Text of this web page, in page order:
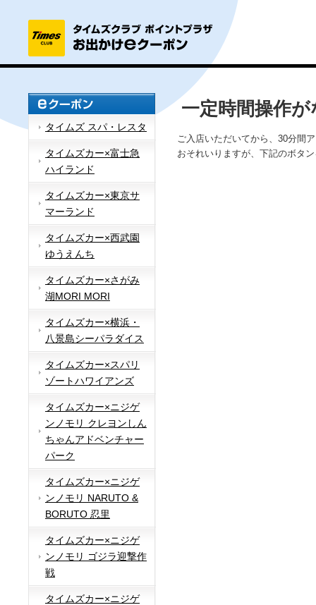
タイムズ スパ・レスタ
タイムズカー×富士急
ハイランド
タイムズカー×東京サ
マーランド
タイムズカー×西武園
ゆうえんち
タイムズカー×さがみ
湖MORI MORI
タイムズカー×横浜・
八景島シーパラダイス
タイムズカー×スパリ
ゾートハワイアンズ
タイムズカー×ニジゲ
ンノモリ クレヨンしん
ちゃんアドベンチャー
パーク
タイムズカー×ニジゲ
ンノモリ NARUTO &
BORUTO 忍里
タイムズカー×ニジゲ
ンノモリ ゴジラ迎撃作
戦
タイムズカー×ニジゲ
一定時間操作
ご入店いただいてから、30分間
おそれいりますが、下記のボタ